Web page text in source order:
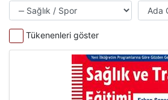
Tükenenleri göster